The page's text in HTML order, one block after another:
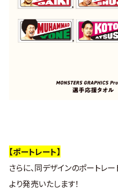
【ポートレート】
さらに、同デザインのポートレー
より発売いたします！